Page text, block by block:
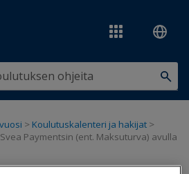
> Koulutuskalenteri ja hakijat >
Paymentsin (ent. Maksuturva) avulla